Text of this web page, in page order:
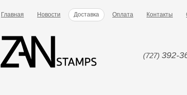
Главная Новости Доставка Оплата Контакты
(727) 392-